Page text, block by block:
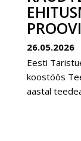
26.05.2026
Eesti
koostöös
aastal